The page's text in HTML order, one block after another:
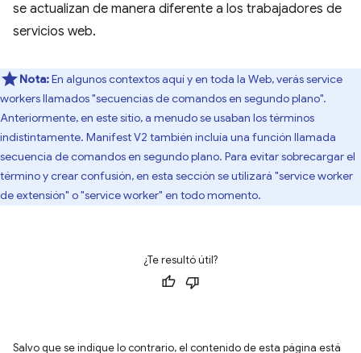
se actualizan de manera diferente a los trabajadores de
servicios web.
Nota:En algunos contextos aquí y en toda la Web, verás service
workers llamados "secuencias de comandos en segundo plano".
Anteriormente, en este sitio, a menudo se usaban los términos
indistintamente. Manifest V2 también incluía una función llamada
secuencia de comandos en segundo plano. Para evitar sobrecargar el
término y crear confusión, en esta sección se utilizará "service worker
de extensión" o "service worker" en todo momento.
¿Te resultó útil?
Salvo que se indique lo contrario, el contenido de esta página está